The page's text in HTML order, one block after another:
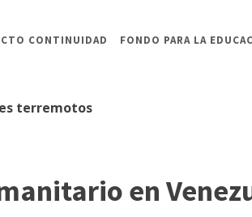
CONTINUIDAD FONDO PARA LA
terremotos
en